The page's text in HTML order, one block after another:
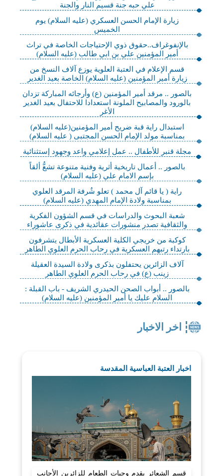
علي حبه جنة قسيم النار والجنة
زيارة الإمام الحسن العسكري (عليه السلام) يوم
الخميس
بالإنفوغراف..حقوق ذوي الإحتياجات الخاصة في تراث
أمير المؤمنين علي بن ابي طالب (عليه السلام)
قسم الإعلام في العتبة العلوية يوزع آلاف النسخ من
زيارة أمير المؤمنين (عليه السلام) الخاصة بعيد الغدير
بالصور .. مرقد أمير المؤمنين (ع) وأرجائه المباركة تزدان
بالورود والمصابيح الملونة استعدادا للاحتفال بعيد الغدير
الأغر
استبدال راية قبة ضريح أمير المؤمنين(عليه السلام)
بمناسبة مولد الإمام الحسن المجتبى ( عليه السلام)
مجلة قنبر للأطفال .. عمل إعلامي واعد وجهود إستثنائية
بالصور .. أعمال تاريخية أثرية وفنية متنوعة تشعُّ ألقاً
بإسم الامام علي (عليه السلام)
راية ( يا قائم آل محمد ) تعلو شُرفة المرقد العلوي
بمناسبة ولادة الإمام المهدي (عليه السلام)
شعبة البحوث والدراسات في قسم الشؤون الفكرية
والثقافية تصدر منشورات عقائدية في ذكرى عاشوراء
كوكبة من خريجي الكلية العسكرية الأبطال يتشرفون
بارتداء رتبهم العسكرية في رحاب الحرم العلوي الطاهر
آلاف الزائرين يحتفلون بذكرى ولادة السيدة العقيلة
زينب (ع) في رحاب الحرم العلوي الطاهر
بالصور .. أبواب الصحن الحيدري الشريف - باب القبلة :
السلام عليك يا أمير المؤمنين (عليه السلام)
اخر الاخبار
اخبار العتبة العباسية المقدسة
قسم الشعائر يقدم وجبات الطعام للزائرين الأجانب